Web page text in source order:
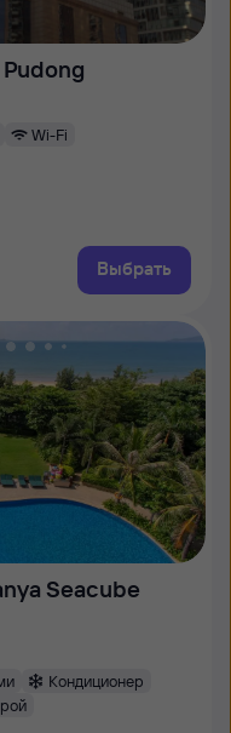
Wi-Fi
Выбрать
Seacube
Кондиционер